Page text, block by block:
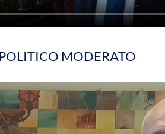
MODERATO